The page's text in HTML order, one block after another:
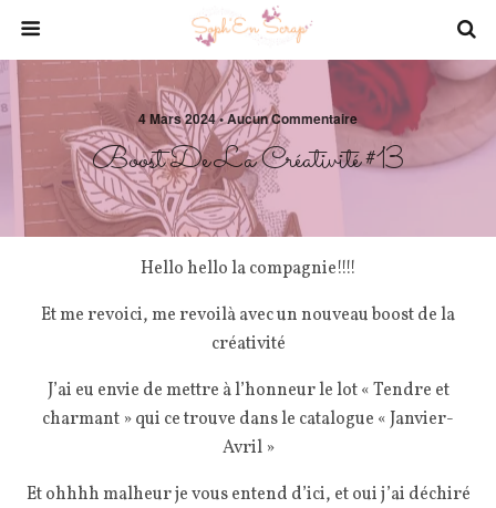
4 Mars 2024 • Aucun Commentaire
Boost De La Créativité #13
Hello hello la compagnie!!!!
Et me revoici, me revoilà avec un nouveau boost de la
créativité
J’ai eu envie de mettre à l’honneur le lot « Tendre et
charmant » qui ce trouve dans le catalogue « Janvier-
Avril »
Et ohhhh malheur je vous entend d’ici, et oui j’ai déchiré